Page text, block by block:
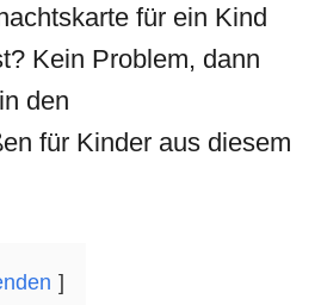
für ein Kind
Kein Problem, dann
den
für Kinder aus diesem